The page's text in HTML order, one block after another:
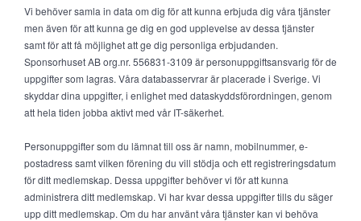
Vi behöver samla in data om dig för att kunna erbjuda dig våra tjänster
men även för att kunna ge dig en god upplevelse av dessa tjänster
samt för att få möjlighet att ge dig personliga erbjudanden.
Sponsorhuset AB org.nr. 556831-3109 är personuppgiftsansvarig för de
uppgifter som lagras. Våra databasservrar är placerade i Sverige. Vi
skyddar dina uppgifter, i enlighet med dataskyddsförordningen, genom
att hela tiden jobba aktivt med vår IT-säkerhet.
Personuppgifter som du lämnat till oss är namn, mobilnummer, e-
postadress samt vilken förening du vill stödja och ett registreringsdatum
för ditt medlemskap. Dessa uppgifter behöver vi för att kunna
administrera ditt medlemskap. Vi har kvar dessa uppgifter tills du säger
upp ditt medlemskap. Om du har använt våra tjänster kan vi behöva